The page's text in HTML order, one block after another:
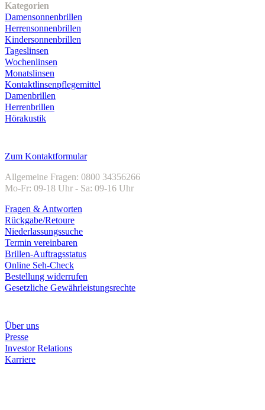
Kategorien
Damensonnenbrillen
Herrensonnenbrillen
Kindersonnenbrillen
Tageslinsen
Wochenlinsen
Monatslinsen
Kontaktlinsenpflegemittel
Damenbrillen
Herrenbrillen
Hörakustik
Zum Kontaktformular
Allgemeine Fragen: 0800 34356266
Mo-Fr: 09-18 Uhr - Sa: 09-16 Uhr
Fragen & Antworten
Rückgabe/Retoure
Niederlassungssuche
Termin vereinbaren
Brillen-Auftragsstatus
Online Seh-Check
Bestellung widerrufen
Gesetzliche Gewährleistungsrechte
Über uns
Presse
Investor Relations
Karriere